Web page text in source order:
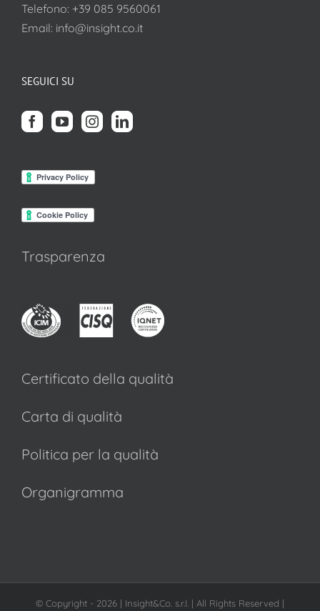
Telefono: +39 085 9560061
Email: info@insight.co.it
SEGUICI SU
Trasparenza
Certificato della qualità
Carta di qualità
Politica per la qualità
Organigramma
© Copyright - 2026 | Insight&Co. s.r.l. | All Rights Reserved |